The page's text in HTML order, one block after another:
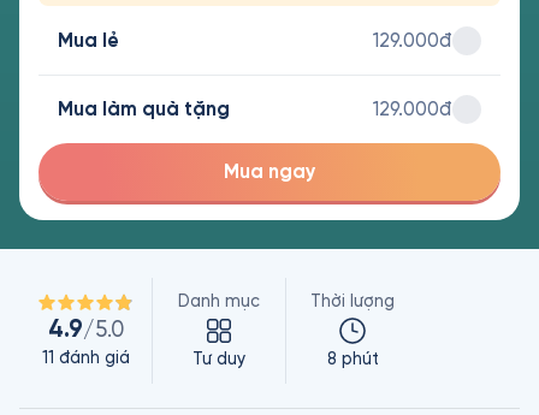
Mua lẻ 129.000đ
Mua làm quà tặng 129.000đ
Mua ngay
4.9/5.0
11 đánh giá
Danh mục
Tư duy
Thời lượng
8 phút